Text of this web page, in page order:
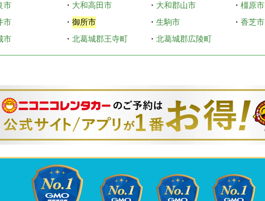
市 ・ 大和高田市 ・ 大和郡山市 ・ 橿原市
市 ・ 御所市 ・ 生駒市 ・ 香芝市
市 ・ 北葛城郡王寺町 ・ 北葛城郡広陵町